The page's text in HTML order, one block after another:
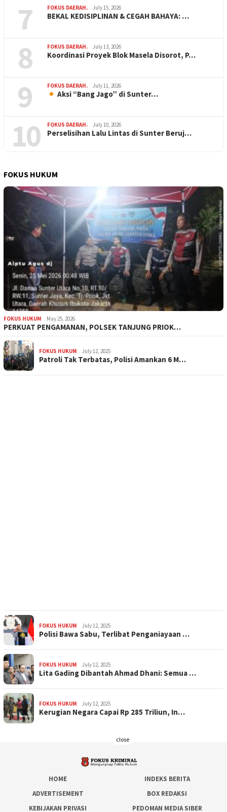
7 FOKUS DAERAH. July 15, 2026
BEKAL KEDISIPLINAN & CEGAH BAHAYA: …
8 FOKUS DAERAH. July 13, 2026
Koordinasi Proyek Blok Masela Disorot, P…
9 FOKUS DAERAH. July 11, 2026
Aksi “Bang Jago” di Sunter…
10 FOKUS DAERAH. July 10, 2026
Perselisihan Lalu Lintas di Sunter Beruj…
FOKUS HUKUM
FOKUS HUKUM May 25, 2026
PERKUAT PENGAMANAN, POLSEK TANJUNG PRIOK…
FOKUS HUKUM July 12, 2025
Patroli Tak Terbatas, Polisi Amankan 6 M…
FOKUS HUKUM July 12, 2025
Polisi Bawa Sabu, Terlibat Penganiayaan …
FOKUS HUKUM July 12, 2025
Lita Gading Dibantah Ahmad Dhani: Semua …
FOKUS HUKUM July 12, 2025
Kerugian Negara Capai Rp 285 Triliun, In…
HOME
INDEKS BERITA
ADVERTISEMENT
BOX REDAKSI
KEBIJAKAN PRIVASI
PEDOMAN MEDIA SIBER
close